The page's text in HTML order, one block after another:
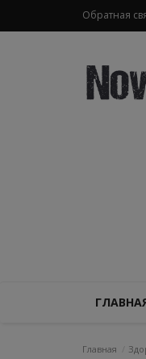
Обратная
Главная